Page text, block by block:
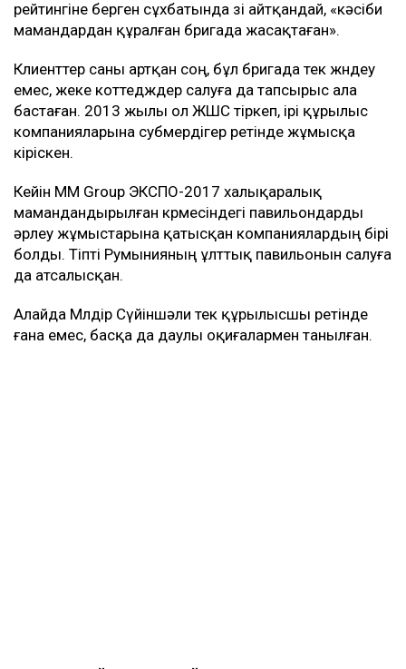
рейтингіне берген сұхбатында өзі айтқандай, «кәсіби
мамандардан құралған бригада жасақтаған».
Клиенттер саны артқан соң, бұл бригада тек жөндеу
емес, жеке коттедждер салуға да тапсырыс ала
бастаған. 2013 жылы ол ЖШС тіркеп, ірі құрылыс
компанияларына субмердігер ретінде жұмысқа
кіріскен.
Кейін MM Group ЭКСПО-2017 халықаралық
мамандандырылған көрмесіндегі павильондарды
әрлеу жұмыстарына қатысқан компаниялардың бірі
болды. Тіпті Румынияның ұлттық павильонын салуға
да атсалысқан.
Алайда Мөлдір Сүйіншәли тек құрылысшы ретінде
ғана емес, басқа да даулы оқиғалармен танылған.